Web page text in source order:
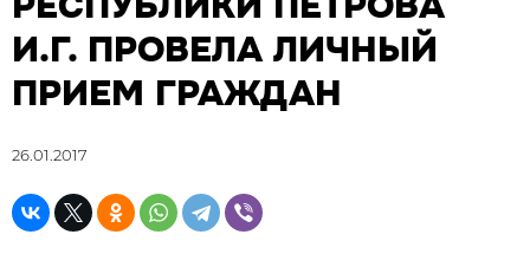
И.Г. ПРОВЕЛА ЛИЧНЫЙ
ПРИЕМ ГРАЖДАН
26.01.2017